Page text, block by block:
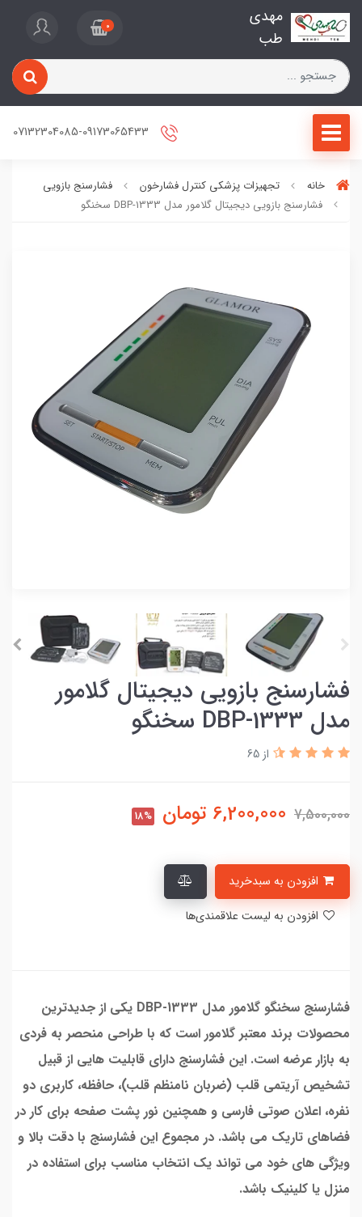
مهدی
طب
0
خانه تجهیزات پزشکی کنترل فشارخون
فشارسنج بازویی
فشارسنج بازویی دیجیتال گلامور مدل DBP-1333 سخنگو
فشارسنج بازویی دیجیتال گلامور
مدل DBP-1333 سخنگو
از 65
7,500,000
6,200,000 تومان 18%
فشارسنج سخنگو گلامور مدل DBP-1333 یکی از جدیدترین
محصولات برند معتبر گلامور است که با طراحی منحصر به فردی
به بازار عرضه است. این فشارسنج دارای قابلیت هایی از قبیل
تشخیص آریتمی قلب (ضربان نامنظم قلب)، حافظه، کاربری دو
نفره، اعلان صوتی فارسی و همچنین نور پشت صفحه برای کار در
فضاهای تاریک می باشد. در مجموع این فشارسنج با دقت بالا و
ویژگی های خود می تواند یک انتخاب مناسب برای استفاده در
منزل یا کلینیک باشد.